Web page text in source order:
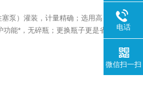
泵）灌装，计量精确；选用高
能*，无碎瓶；更换瓶子更是省
电话
微信扫一扫